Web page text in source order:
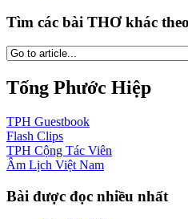
Tìm các bài THƠ khác
Tống Phước Hiệp
TPH Guestbook
Flash Clips
TPH Cộng Tác Viên
Âm Lịch Việt Nam
Bài được đọc nhiều nhất